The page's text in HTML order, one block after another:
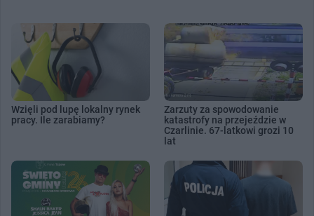
Wzięli pod lupę lokalny rynek
pracy. Ile zarabiamy?
Zarzuty za spowodowanie
katastrofy na przejeździe w
Czarlinie. 67-latkowi grozi 10
lat